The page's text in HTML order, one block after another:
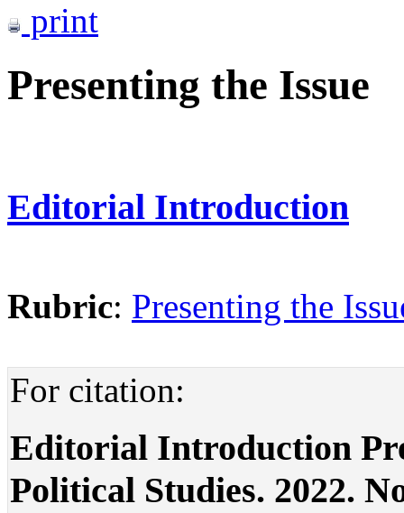
print
Presenting the Issue
Editorial Introduction
Rubric: Presenting the
For citation:
Editorial Introduction
Political Studies. 2022.